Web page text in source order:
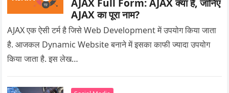
AJAX Full Form: AJAX क्या है, जानिए
AJAX का पूरा नाम?
AJAX एक ऐसी टर्म है जिसे Web Development में उपयोग किया जाता
है. आजकल Dynamic Website बनाने में इसका काफी ज्यादा उपयोग
किया जाता है. इस लेख…